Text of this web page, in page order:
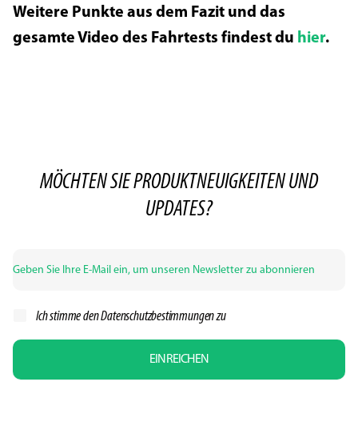
Weitere Punkte aus dem Fazit und das
gesamte Video des Fahrtests findest du hier.
MÖCHTEN SIE PRODUKTNEUIGKEITEN UND
UPDATES?
Ich stimme denDatenschutzbestimmungen zu
EINREICHEN